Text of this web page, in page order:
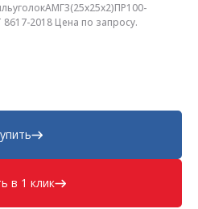
2018 Цена по запросу.
в 1 клик